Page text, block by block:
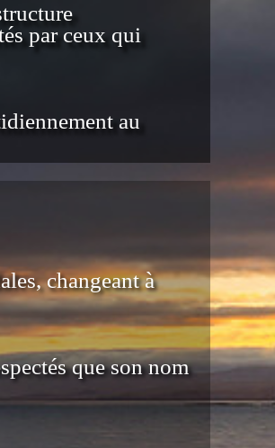
par ceux qui
au
changeant à
que son nom